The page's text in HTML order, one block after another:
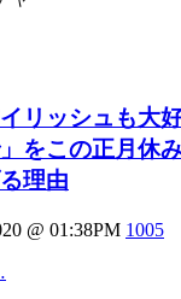
リッシュも大
をこの正月休
理由
@ 01:38PM 1005